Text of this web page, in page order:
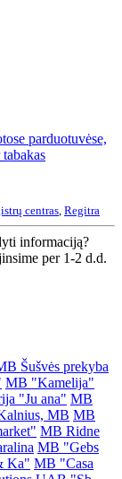
parduotuvėse,
centras Regitra
informaciją?
per 1-2 d.d.
Šušvės prekyba
MB "Kamelija"
"Ju ana" MB
MB MB
MB Ridne
MB "Gebs
Ka" MB "Casa